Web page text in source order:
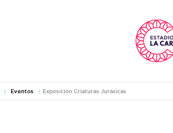
Eventos Exposición Criaturas Jurásicas